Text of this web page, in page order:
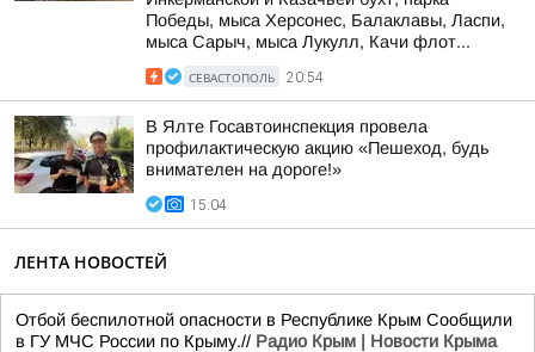
Победы, мыса Херсонес, Балаклавы, Ласпи,
мыса Сарыч, мыса Лукулл, Качи флот...
СЕВАСТОПОЛЬ 20:54
В Ялте Госавтоинспекция провела
профилактическую акцию «Пешеход, будь
внимателен на дороге!»
15:04
ЛЕНТА НОВОСТЕЙ
Отбой беспилотной опасности в Республике Крым Сообщили
в ГУ МЧС России по Крыму.// Радио Крым | Новости Крыма